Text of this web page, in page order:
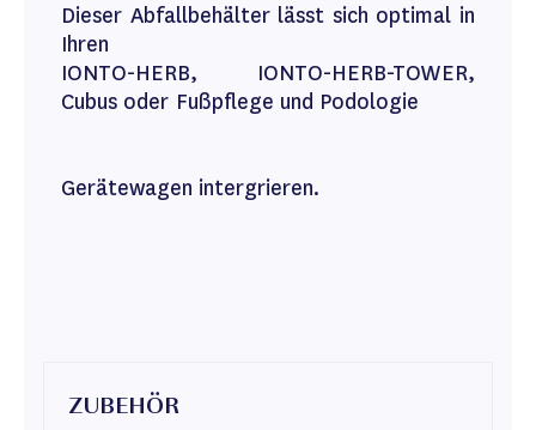
Dieser Abfallbehälter lässt sich optimal in
Ihren
IONTO-HERB, IONTO-HERB-TOWER,
Cubus oder Fußpflege und Podologie
Gerätewagen intergrieren.
ZUBEHÖR